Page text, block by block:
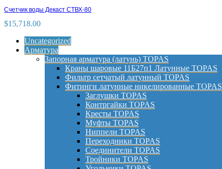
Счетчик воды Декаст СТВХ-80
$15,718.00
Uncategorized
Арматура
Запорная арматура (латунь) TOPAS
Краны шаровые 11Б27п1 Латунные TOPAS
Фильтр сетчатый латунный TOPAS
Фитинги латунные никелированные TOPAS
Заглушки TOPAS
Контргайки TOPAS
Кресты TOPAS
Муфты TOPAS
Ниппели TOPAS
Переходники TOPAS
Соединители TOPAS
Тройники TOPAS